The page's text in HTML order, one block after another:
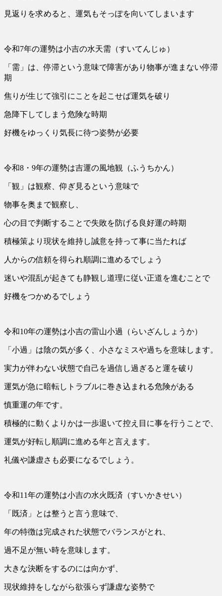
見返りを求めると、運気もそっぽを向いてしまいます
令和7年の運勢は小吉の水天需（すいてんじゅ）
「需」は、停滞という意味で障害があり物事が進まない停滞
期
焦りが生じて強引にことを起こせば運気を破り
急降下してしまう危険な時期
好機をゆっくり気長に待つ姿勢が必要
令和8・9年の運勢は吉運の風地観（ふうちかん）
「観」は観察、仰ぎ見るという意味で
物事を奥まで観察し、
心の目で判断することで失敗を防げる良好運の時期
積極策より現状を維持し誠意を持って事に当たれば
人からの信頼を得られ順調に進めるでしょう
迷いや混乱が起きても静観し道理に従い正道を進むことで
好機をつかめるでしょう
令和10年の運勢は小吉の雷山小過（らいざんしょうか）
「小過」は陰の気が多く、小さなミスや過ちを意味します。
実力が伴わない状態で自己を過信し過ぎると運を破り
運気が急に暗転しトラブルに巻き込まれる危険がある
慎重運の年です。
積極的に動くよりかは一歩退いて控え目に事を行うことで、
運気が好転し順調に進める年と言えます。
礼儀や謙虚さも必要になるでしょう。
令和11年の運勢は小吉の水火既済（すいかきせい）
「既済」とは整うと言う意味で、
年の特徴は完成された状態でバランスがとれ、
過不足が無い時を意味します。
大きな決断をするのには向かず、
現状維持をしながら欲張らず謙虚な姿勢で